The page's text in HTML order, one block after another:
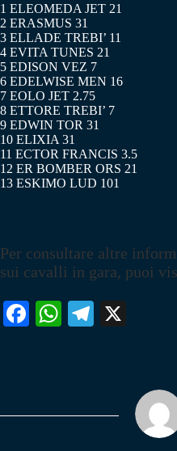
1 ELEOMEDA JET 21
2 ERASMUS 31
3 ELLADE TREBI’ 11
4 EVITA TUNES 21
5 EDISON VEZ 7
6 EDELWISE MEN 16
7 EOLO JET 2.75
8 ETTORE TREBI’ 7
9 EDWIN TOR 31
10 ELIXIA 31
11 ECTOR FRANCIS 3.5
12 ER BOMBER ORS 21
13 ESKIMO LUD 101
Per consultare altre
sui cavalli in gara, puoi
Fa W
pp
Te
m